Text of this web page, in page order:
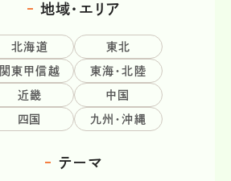
地域・エリア
北海道 東北
関東甲信越 東海・北陸
近畿 中国
四国 九州・沖縄
テーマ